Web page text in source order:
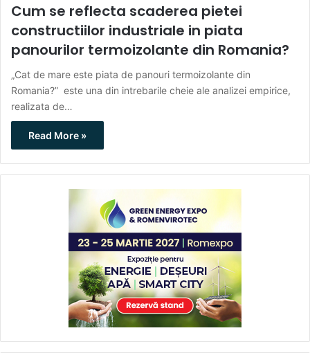
Cum se reflecta scaderea pietei
constructiilor industriale in piata
panourilor termoizolante din Romania?
„Cat de mare este piata de panouri termoizolante din
Romania?” este una din intrebarile cheie ale analizei empirice,
realizata de…
Read More »